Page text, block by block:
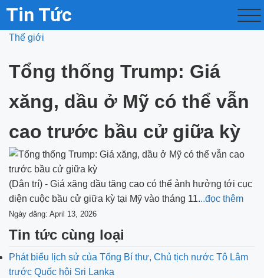
Tin Tức
Thế giới
Tổng thống Trump: Giá
xăng, dầu ở Mỹ có thể vẫn
cao trước bầu cử giữa kỳ
(Dân trí) - Giá xăng dầu tăng cao có thể ảnh hưởng tới cục
diện cuộc bầu cử giữa kỳ tại Mỹ vào tháng 11...đọc thêm
Ngày đăng: April 13, 2026
Tin tức cùng loại
Phát biểu lịch sử của Tổng Bí thư, Chủ tịch nước Tô Lâm
trước Quốc hội Sri Lanka